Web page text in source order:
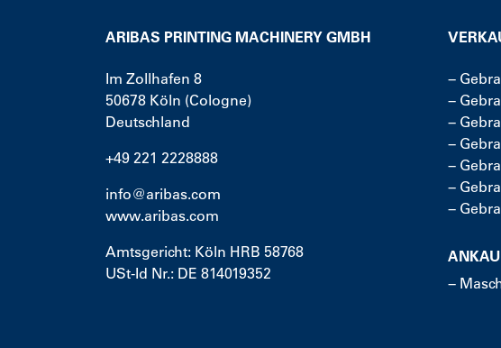
ARIBAS PRINTING MACHINERY GMBH
Im Zollhafen 8
50678 Köln (Cologne)
Deutschland
+49 221 2228888
info@aribas.com
www.aribas.com
Amtsgericht: Köln HRB 58768
USt-Id Nr.: DE 814019352
−
−
−
−
−
−
−
−